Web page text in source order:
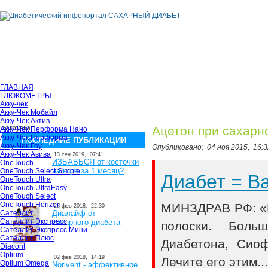
ГЛАВНАЯ
ГЛЮКОМЕТРЫ
Акку-чек
Акку-Чек Мобайл
Акку-Чек Актив
Акку-Чек Перформа Нано
Акку-Чек Перформа
Акку-Чек Гоу
Акку-Чек Авива
OneTouch
OneTouch Select Simple
OneTouch Ultra
OneTouch UltraEasy
OneTouch Select
OneTouch Horizon
Сателлит
Сателлит Экспресс
Сателлит Экспресс Мини
Сателлит Плюс
Diacont
Optium
Optium Omega
загрузка...
ПОСЛЕДНИЕ ПУБЛИКАЦИИ
13 сен 2019, 07:41
ИЗБАВЬСЯ от косточки
на ноге за 1 месяц?
28 фев 2018, 22:30
Диалайф от
сахарного диабета
02 фев 2018, 14:19
Norivent - эффективное
Ацетон при
Опубликовано: 04 ноя 2015,
Диабет =
МИНЗДРАВ РФ:
полоски.
Диабетона,
Лечите его